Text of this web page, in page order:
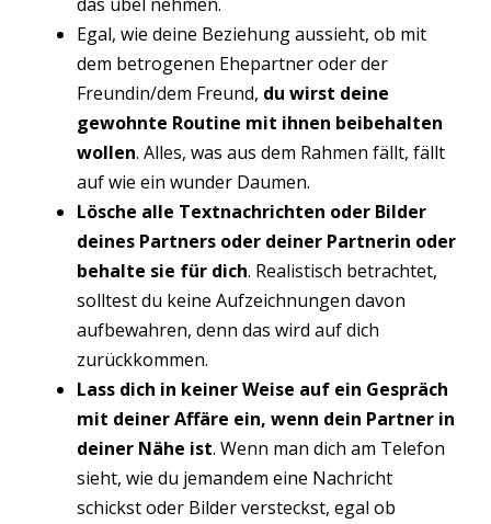
Egal, wie deine Beziehung aussieht, ob mit
dem betrogenen Ehepartner oder der
Freundin/dem Freund, du wirst deine
gewohnte Routine mit ihnen beibehalten
wollen. Alles, was aus dem Rahmen fällt, fällt
auf wie ein wunder Daumen.
Lösche alle Textnachrichten oder Bilder
deines Partners oder deiner Partnerin oder
behalte sie für dich. Realistisch betrachtet,
solltest du keine Aufzeichnungen davon
aufbewahren, denn das wird auf dich
zurückkommen.
Lass dich in keiner Weise auf ein Gespräch
mit deiner Affäre ein, wenn dein Partner in
deiner Nähe ist. Wenn man dich am Telefon
sieht, wie du jemandem eine Nachricht
schickst oder Bilder versteckst, egal ob